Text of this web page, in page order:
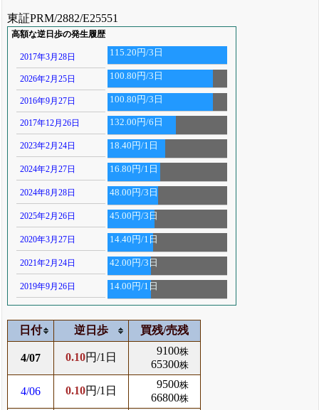
東証PRM/2882/E25551
高額な逆日歩の発生履歴
2017年3月28日 115.20円/3日
2026年2月25日 100.80円/3日
2016年9月27日 100.80円/3日
2017年12月26日 132.00円/6日
2023年2月24日 18.40円/1日
2024年2月27日 16.80円/1日
2024年8月28日 48.00円/3日
2025年2月26日 45.00円/3日
2020年3月27日 14.40円/1日
2021年2月24日 42.00円/3日
2019年9月26日 14.00円/1日
日付 逆日歩 買残/売残
4/07 0.10円/1日
9100株
65300株
4/06 0.10円/1日
9500株
66800株